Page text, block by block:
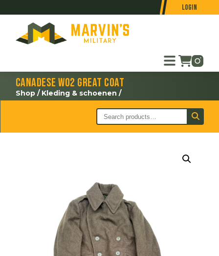
Login
Canadese WO2 Great Coat
Shop / Kleding & schoenen /